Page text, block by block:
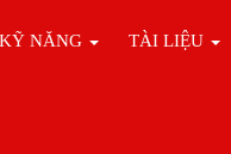
KỸ NĂNG TÀI LIỆU